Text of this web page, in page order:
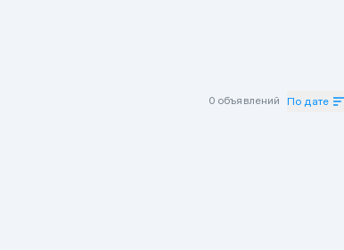
0 объявлений По дате